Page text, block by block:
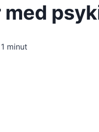
1 minut